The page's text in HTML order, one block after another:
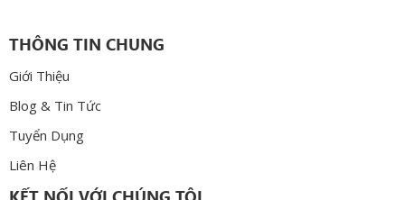
THÔNG TIN CHUNG
Giới Thiệu
Blog & Tin Tức
Tuyển Dụng
Liên Hệ